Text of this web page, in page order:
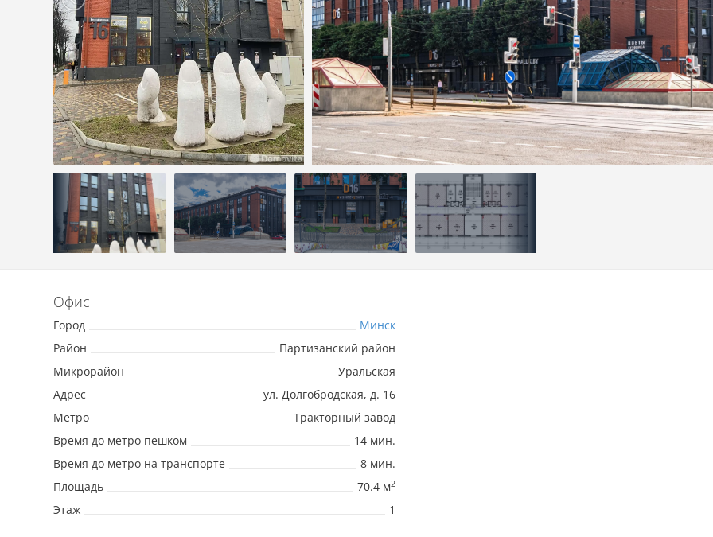
Офис
Город
Минск
Район
Партизанский район
Микрорайон
Уральская
Адрес
ул. Долгобродская, д. 16
Метро
Тракторный завод
Время до метро пешком
14 мин.
Время до метро на транспорте
8 мин.
Площадь
70.4 м2
Этаж 1